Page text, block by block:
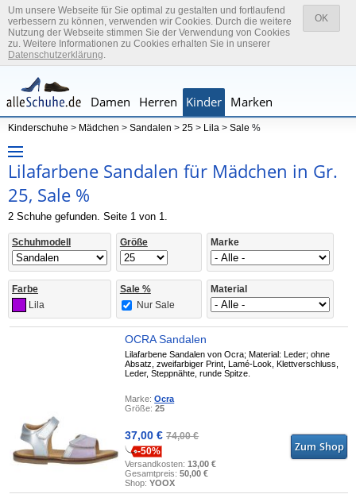
OK
Um unsere Webseite für Sie optimal zu gestalten und fortlaufend
verbessern zu können, verwenden wir Cookies. Durch die weitere
Nutzung der Webseite stimmen Sie der Verwendung von Cookies
zu. Weitere Informationen zu Cookies erhalten Sie in unserer
Datenschutzerklärung.
Damen Herren Kinder Marken
Kinderschuhe > Mädchen > Sandalen > 25 > Lila > Sale %
Lilafarbene Sandalen für Mädchen in Gr.
25, Sale %
2 Schuhe gefunden. Seite 1 von 1.
Schuhmodell Größe Marke
Farbe
Lila
Sale %
Nur Sale
Material
OCRA Sandalen
Lilafarbene Sandalen von Ocra; Material: Leder; ohne
Absatz, zweifarbiger Print, Lamé-Look, Klettverschluss,
Leder, Steppnähte, runde Spitze.
Marke:Ocra
Größe:25
37,00 €74,00 €
-50%
Versandkosten:13,00 €
Gesamtpreis:50,00 €
Shop:YOOX